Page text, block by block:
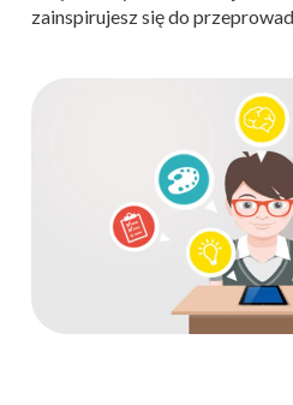
zainspirujesz się do